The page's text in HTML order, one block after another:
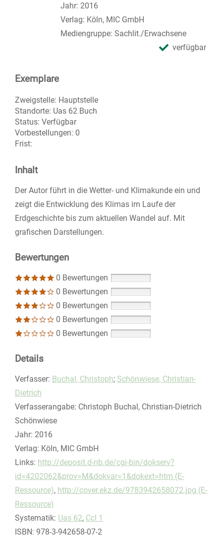
Jahr: 2016
Verlag: Köln, MIC GmbH
Mediengruppe: Sachlit./Erwachsene
verfügbar
Exemplare
Zweigstelle: Hauptstelle
Standorte: Uas 62 Buch
Status: Verfügbar
Vorbestellungen: 0
Frist:
Inhalt
Der Autor führt in die Wetter- und Klimakunde ein und
zeigt die Entwicklung des Klimas im Laufe der
Erdgeschichte bis zum aktuellen Wandel auf. Mit
grafischen Darstellungen.
Bewertungen
0 Bewertungen
0 Bewertungen
0 Bewertungen
0 Bewertungen
0 Bewertungen
Details
Verfasser: Suche nach diesem Verfasser
Buchal, Christoph; Schönwiese, Christian-
Dietrich
Verfasserangabe: Christoph Buchal, Christian-Dietrich
Schönwiese
Jahr: 2016
Verlag: Köln, MIC GmbH
opens in new tab
Links: Diesen Link in neuem Tab öffnen
http://deposit.d-nb.de/cgi-bin/dokserv?
id=4202062&prov=M&dokvar=1&dokext=htm (E-
Ressource), http://cover.ekz.de/9783942658072.jpg (E-
Ressource)
Systematik: Suche nach dieser Systematik
Uas 62, Ccl 1
Suche nach diesem Interessenskreis
ISBN: 978-3-942658-07-2